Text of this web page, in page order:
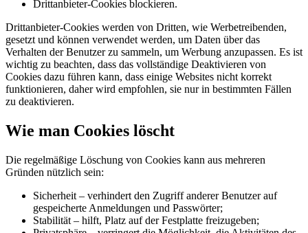
Drittanbieter-Cookies blockieren.
Drittanbieter-Cookies werden von Dritten, wie Werbetreibenden,
gesetzt und können verwendet werden, um Daten über das
Verhalten der Benutzer zu sammeln, um Werbung anzupassen. Es ist
wichtig zu beachten, dass das vollständige Deaktivieren von
Cookies dazu führen kann, dass einige Websites nicht korrekt
funktionieren, daher wird empfohlen, sie nur in bestimmten Fällen
zu deaktivieren.
Wie man Cookies löscht
Die regelmäßige Löschung von Cookies kann aus mehreren
Gründen nützlich sein:
Sicherheit – verhindert den Zugriff anderer Benutzer auf
gespeicherte Anmeldungen und Passwörter;
Stabilität – hilft, Platz auf der Festplatte freizugeben;